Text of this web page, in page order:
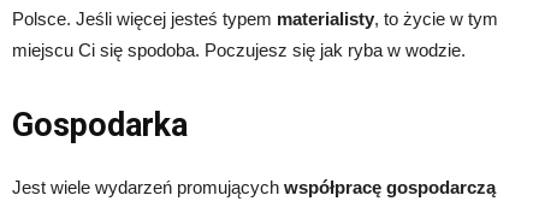
Polsce. Jeśli więcej jesteś typem materialisty, to życie w tym
miejscu Ci się spodoba. Poczujesz się jak ryba w wodzie.
Gospodarka
Jest wiele wydarzeń promujących współpracę gospodarczą